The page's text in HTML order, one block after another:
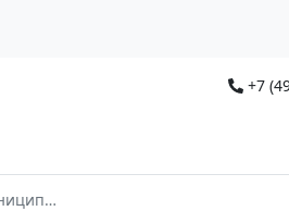
+7